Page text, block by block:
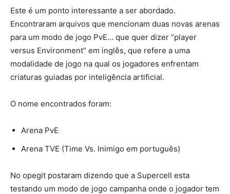
Este é um ponto interessante a ser abordado.
Encontraram arquivos que mencionam duas novas arenas
para um modo de jogo PvE… que quer dizer “player
versus Environment” em inglês, que refere a uma
modalidade de jogo na qual os jogadores enfrentam
criaturas guiadas por inteligência artificial.
O nome encontrados foram:
Arena PvE
Arena TVE (Time Vs. Inimigo em português)
No opegit postaram dizendo que a Supercell esta
testando um modo de jogo campanha onde o jogador tem